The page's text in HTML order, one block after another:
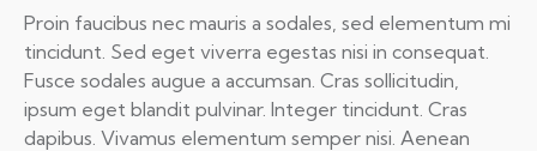
Proin faucibus nec mauris a sodales, sed elementum mi
tincidunt. Sed eget viverra egestas nisi in consequat.
Fusce sodales augue a accumsan. Cras sollicitudin,
ipsum eget blandit pulvinar. Integer tincidunt. Cras
dapibus. Vivamus elementum semper nisi. Aenean